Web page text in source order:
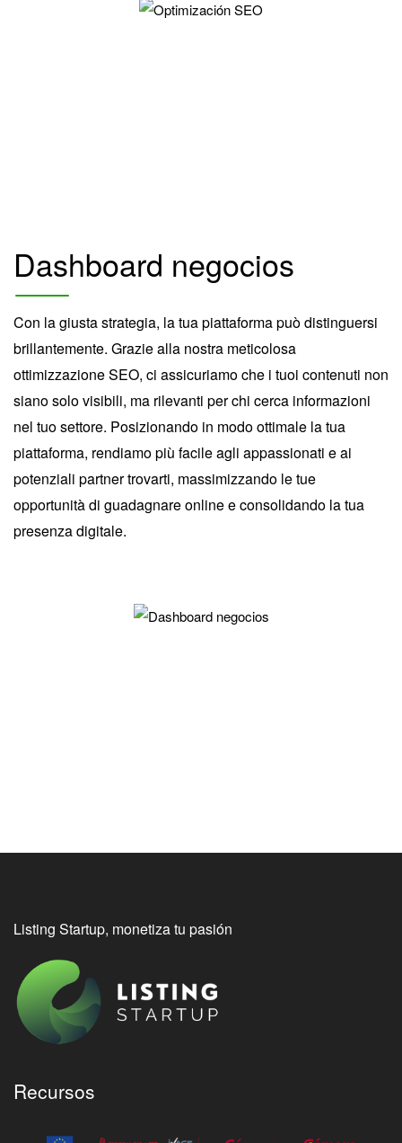
Dashboard negocios
Con la giusta strategia, la tua piattaforma può distinguersi
brillantemente. Grazie alla nostra meticolosa
ottimizzazione SEO, ci assicuriamo che i tuoi contenuti non
siano solo visibili, ma rilevanti per chi cerca informazioni
nel tuo settore. Posizionando in modo ottimale la tua
piattaforma, rendiamo più facile agli appassionati e ai
potenziali partner trovarti, massimizzando le tue
opportunità di guadagnare online e consolidando la tua
presenza digitale.
Listing Startup, monetiza tu pasión
Recursos